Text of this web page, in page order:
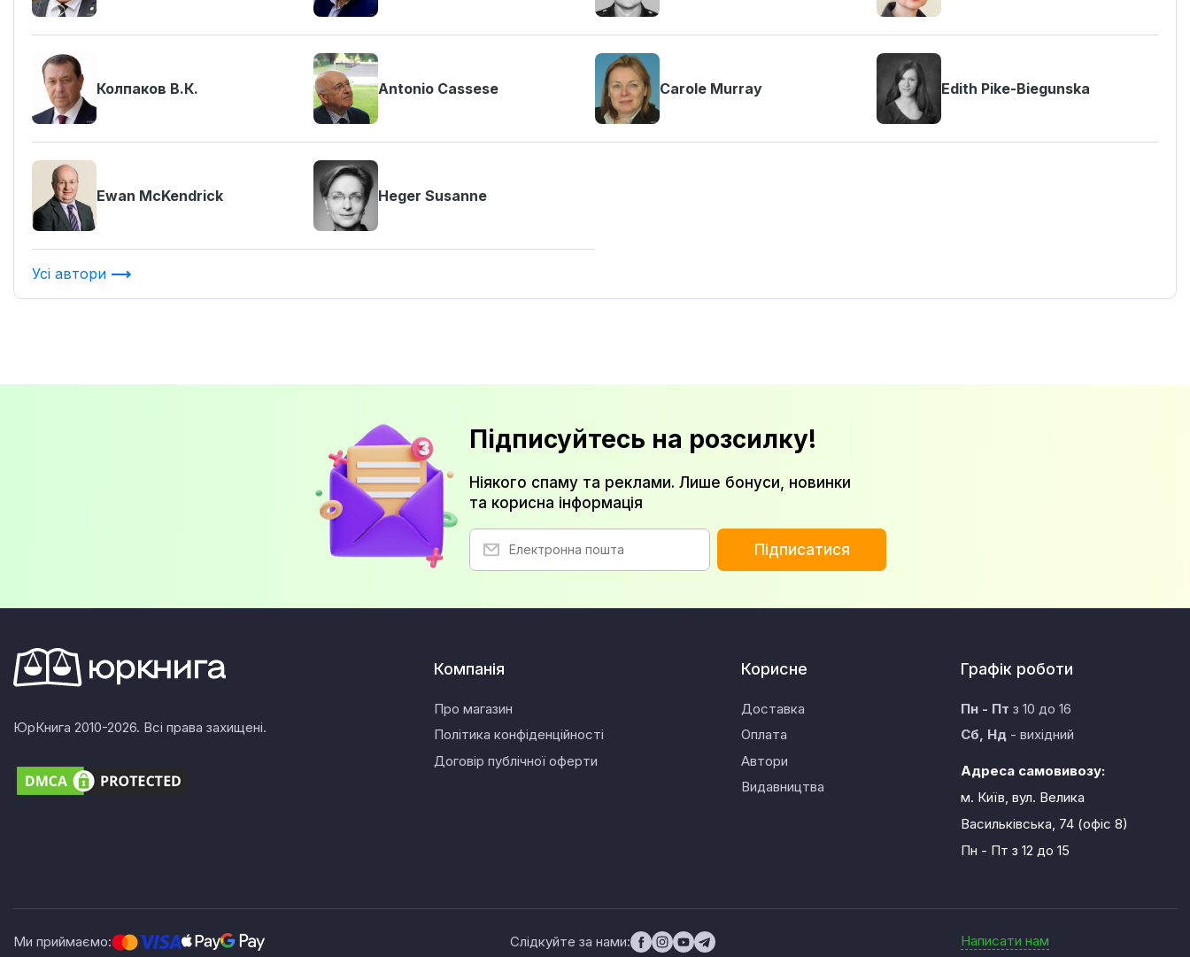
Колпаков В.К. Antonio Cassese Carole Murray Edith Pike-Biegunska
Ewan McKendrick Heger Susanne
Усі автори
Підписуйтесь на розсилку!
Ніякого спаму та реклами. Лише бонуси, новинки
та корисна інформація
Підписатися
ЮрКнига 2010-2026. Всі права захищені.
Компанія
Про магазин
Політика конфіденційності
Договір публічної оферти
Корисне
Доставка
Оплата
Автори
Видавництва
Графік роботи
Пн - Пт з 10 до 16
Сб, Нд- вихідний
Адреса самовивозу:
м. Київ, вул. Велика
Васильківська, 74 (офіс 8)
Пн - Пт з 12 до 15
Ми приймаємо: Слідкуйте за нами: Написати нам